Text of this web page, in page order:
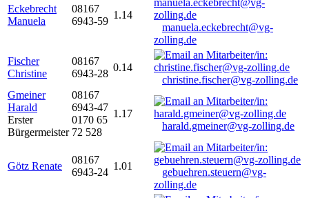
Eckebrecht
Manuela
08167
6943-59
1.14
manuela.eckebrecht@vg-
zolling.de
Fischer
Christine
08167
6943-28
0.14
christine.fischer@vg-zolling.de
Gmeiner
Harald
Erster
Bürgermeister
08167
6943-47
0170 65
72 528
1.17
harald.gmeiner@vg-zolling.de
Götz Renate
08167
6943-24
1.01
gebuehren.steuern@vg-
zolling.de